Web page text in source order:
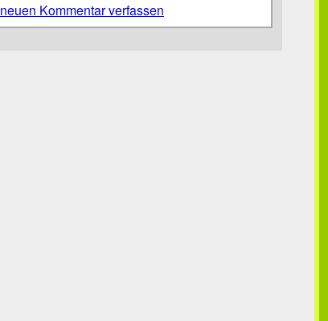
neuen Kommentar verfassen